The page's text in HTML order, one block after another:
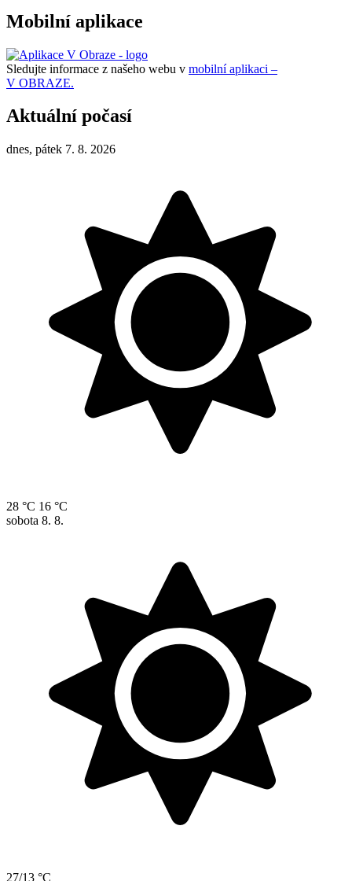
Mobilní aplikace
Sledujte informace z našeho webu v mobilní aplikaci –
V OBRAZE.
Aktuální počasí
dnes, pátek 7. 8. 2026
28 °C 16 °C
sobota 8. 8.
27/13 °C